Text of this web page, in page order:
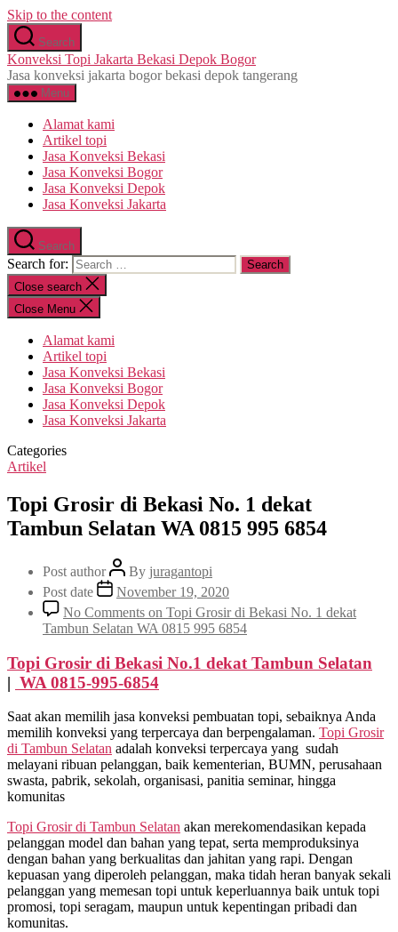
Skip to the content
Search
Konveksi Topi Jakarta Bekasi Depok Bogor
Jasa konveksi jakarta bogor bekasi depok tangerang
Menu
Alamat kami
Artikel topi
Jasa Konveksi Bekasi
Jasa Konveksi Bogor
Jasa Konveksi Depok
Jasa Konveksi Jakarta
Search
Search for:
Close search
Close Menu
Alamat kami
Artikel topi
Jasa Konveksi Bekasi
Jasa Konveksi Bogor
Jasa Konveksi Depok
Jasa Konveksi Jakarta
Categories
Artikel
Topi Grosir di Bekasi No. 1 dekat
Tambun Selatan WA 0815 995 6854
Post author By juragantopi
Post date
November 19, 2020
No Comments on Topi Grosir di Bekasi No. 1 dekat
Tambun Selatan WA 0815 995 6854
Topi Grosir di Bekasi No.1 dekat Tambun Selatan
| WA 0815-995-6854
Saat akan memilih jasa konveksi pembuatan topi, sebaiknya Anda
memilih konveksi yang terpercaya dan berpengalaman. Topi Grosir
di Tambun Selatan adalah konveksi terpercaya yang sudah
melayani ribuan pelanggan, baik kementerian, BUMN, perusahaan
swasta, pabrik, sekolah, organisasi, panitia seminar, hingga
komunitas
Topi Grosir di Tambun Selatan akan merekomendasikan kepada
pelanggan model dan bahan yang tepat, serta memproduksinya
dengan bahan yang berkualitas dan jahitan yang rapi. Dengan
kepuasan yang diperoleh pelanggan, maka tidah heran banyak sekali
pelanggan yang memesan topi untuk keperluannya baik untuk topi
promosi, topi seragam, maupun untuk kepentingan pribadi dan
komunitas.